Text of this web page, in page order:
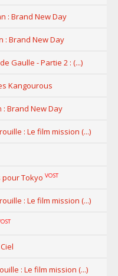
: Brand New Day
: Brand New Day
Gaulle - Partie 2 : (...)
Kangourous
: Brand New Day
: Le film mission (...)
pour Tokyo VOST
: Le film mission (...)
: Le film mission (...)